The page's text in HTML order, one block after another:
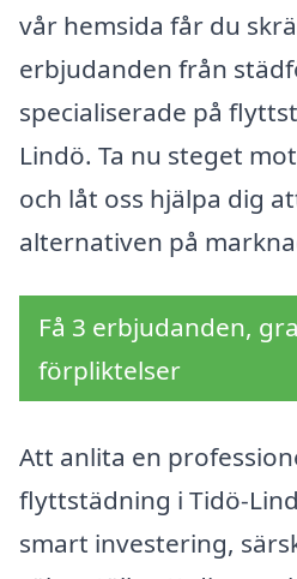
vår hemsida får du
erbjudanden från
specialiserade på
Lindö. Ta nu steget
och låt oss hjälpa dig
alternativen på
Få 3 erbjudanden,
förpliktelser
Att anlita en
flyttstädning i Tidö-
smart investering,